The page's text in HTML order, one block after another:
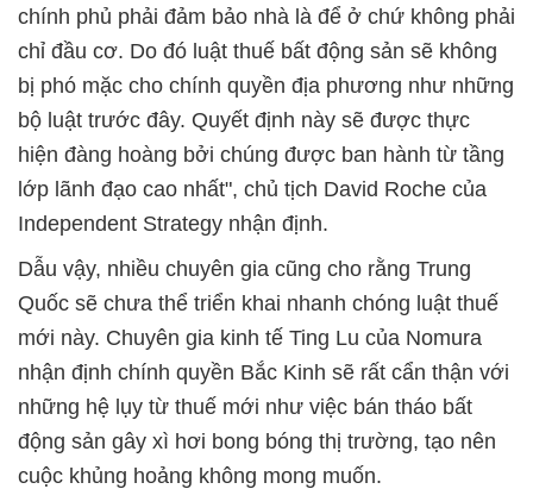
chính phủ phải đảm bảo nhà là để ở chứ không phải
chỉ đầu cơ. Do đó luật thuế bất động sản sẽ không
bị phó mặc cho chính quyền địa phương như những
bộ luật trước đây. Quyết định này sẽ được thực
hiện đàng hoàng bởi chúng được ban hành từ tầng
lớp lãnh đạo cao nhất", chủ tịch David Roche của
Independent Strategy nhận định.
Dẫu vậy, nhiều chuyên gia cũng cho rằng Trung
Quốc sẽ chưa thể triển khai nhanh chóng luật thuế
mới này. Chuyên gia kinh tế Ting Lu của Nomura
nhận định chính quyền Bắc Kinh sẽ rất cẩn thận với
những hệ lụy từ thuế mới như việc bán tháo bất
động sản gây xì hơi bong bóng thị trường, tạo nên
cuộc khủng hoảng không mong muốn.